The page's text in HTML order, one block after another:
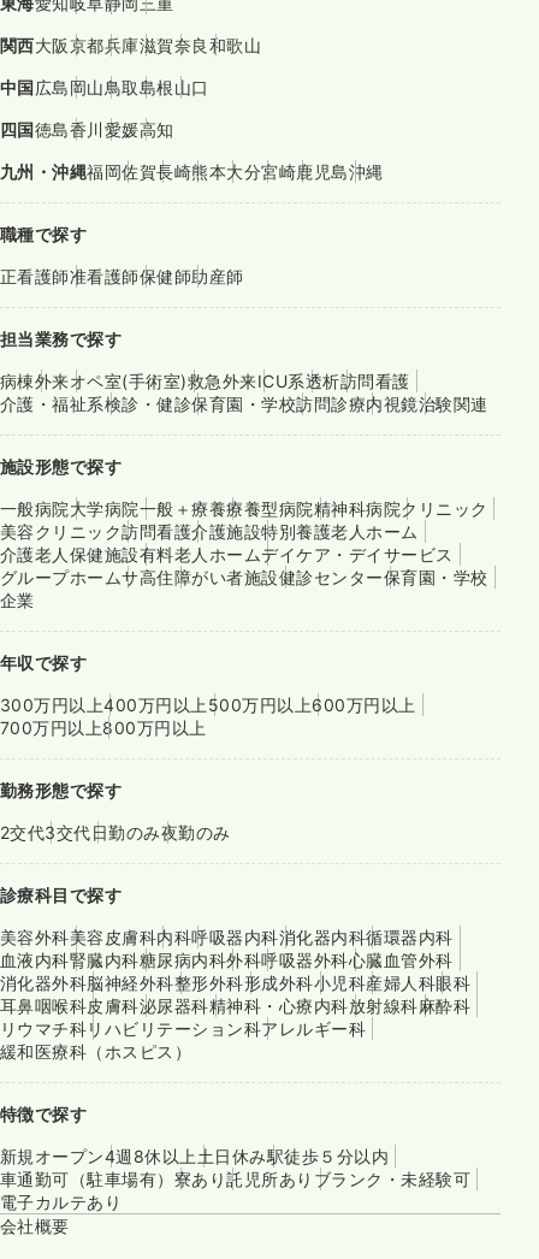
関西大阪京都兵庫滋賀奈良和歌山
中国広島岡山鳥取島根山口
四国徳島香川愛媛高知
九州・沖縄福岡佐賀長崎熊本大分宮崎鹿児島沖縄
職種で探す
正看護師准看護師保健師助産師
担当業務で探す
病棟外来オペ室(手術室)救急外来ICU系透析訪問看護
介護・福祉系検診・健診保育園・学校訪問診療内視鏡治験関連
施設形態で探す
一般病院大学病院一般＋療養療養型病院精神科病院クリニック
美容クリニック訪問看護介護施設特別養護老人ホーム
介護老人保健施設有料老人ホームデイケア・デイサービス
グループホームサ高住障がい者施設健診センター保育園・学校
企業
年収で探す
300万円以上400万円以上 500万円以上600万円以上
700万円以上800万円以上
勤務形態で探す
2交代3交代日勤のみ夜勤のみ
診療科目で探す
美容外科美容皮膚科内科呼吸器内科消化器内科循環器内科
血液内科腎臓内科糖尿病内科外科呼吸器外科心臓血管外科
消化器外科脳神経外科整形外科形成外科小児科産婦人科眼科
耳鼻咽喉科皮膚科泌尿器科精神科・心療内科放射線科麻酔科
リウマチ科リハビリテーション科アレルギー科
緩和医療科（ホスピス）
特徴で探す
新規オープン4週8休以上 土日休み駅徒歩５分以内
車通勤可（駐車場有） 寮あり託児所あり ブランク・未経験可
電子カルテあり
会社概要